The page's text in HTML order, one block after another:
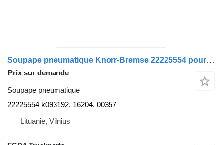
Soupape pneumatique Knorr-Bremse 22225554 pour tracteur routier Volvo FM
Prix sur demande
Soupape pneumatique
22225554 k093192, 16204, 00357
Lituanie, Vilnius